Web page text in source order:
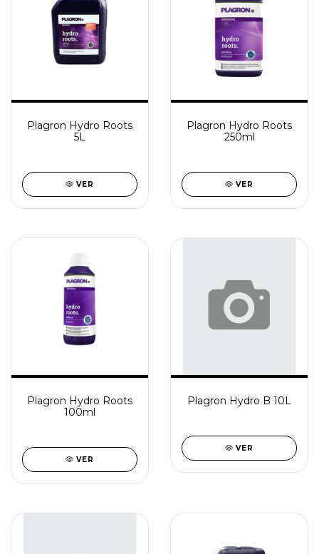
Plagron Hydro Roots
5L
VER
Plagron Hydro Roots
250ml
VER
Plagron Hydro Roots
100ml
VER
Plagron Hydro B 10L
VER